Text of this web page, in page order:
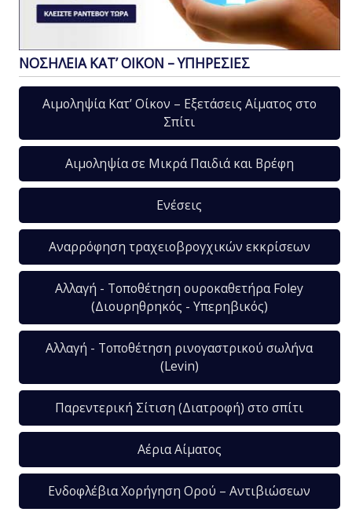
ΝΟΣΗΛΕΙΑ ΚΑΤ’ ΟΙΚΟΝ – ΥΠΗΡΕΣΙΕΣ
Αιμοληψία Κατ’ Οίκον – Εξετάσεις Αίματος στο
Σπίτι
Αιμοληψία σε Μικρά Παιδιά και Βρέφη
Ενέσεις
Αναρρόφηση τραχειοβρογχικών εκκρίσεων
Αλλαγή - Τοποθέτηση ουροκαθετήρα Foley
(Διουρηθρηκός - Υπερηβικός)
Αλλαγή - Τοποθέτηση ρινογαστρικού σωλήνα
(Levin)
Παρεντερική Σίτιση (Διατροφή) στο σπίτι
Αέρια Αίματος
Ενδοφλέβια Χορήγηση Ορού – Αντιβιώσεων